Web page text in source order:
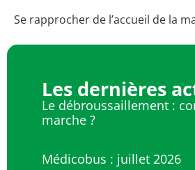
Se rapprocher de l’accueil de la
Les dernières
Le débroussaillement :
marche ?
Médicobus : juillet 2026